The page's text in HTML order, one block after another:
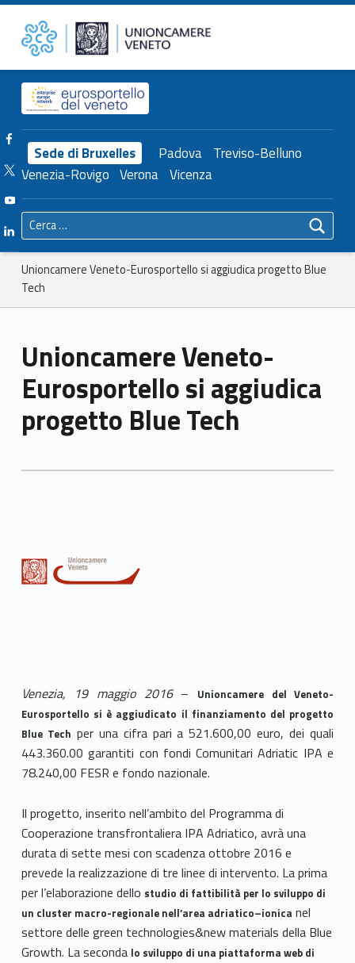
Unioncamere Veneto-Eurosportello si aggiudica progetto Blue Tech – Unioncamere del Veneto Unioncamere del Veneto
Header info sidebar
Sede di Bruxelles Padova Treviso-Belluno
Venezia-Rovigo Verona Vicenza
Facebook Unioncamere Veneto
Twitter Unioncamere Veneto
Youtube Unioncamere Veneto
Linkedin Unioncamere Veneto
Ricerca per:
Breadcrumbs navigation
Unioncamere Veneto-Eurosportello si aggiudica progetto Blue
Tech
Unioncamere Veneto-
Eurosportello si aggiudica
progetto Blue Tech
Venezia, 19 maggio 2016–
Unioncamere del Veneto-
Eurosportello si è aggiudicato il finanziamento del progetto
Blue Tech per una cifra pari a 521.600,00 euro, dei quali
443.360.00 garantiti con fondi Comunitari Adriatic IPA e
78.240,00 FESR e fondo nazionale.
Il progetto, inserito nell’ambito del Programma di
Cooperazione transfrontaliera IPA Adriatico, avrà una
durata di sette mesi con scadenza ottobre 2016 e
prevede la realizzazione di tre linee di intervento. La prima
per l’elaborazione dello studio di fattibilità per lo sviluppo di
un cluster macro-regionale nell’area adriatico–ionicanel
settore delle green technologies&new materials della Blue
Growth. La seconda lo sviluppo di una piattaforma web di